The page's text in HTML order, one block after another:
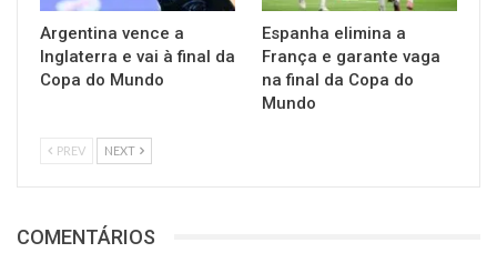
Argentina vence a
Inglaterra e vai à final da
Copa do Mundo
Espanha elimina a
França e garante vaga
na final da Copa do
Mundo
PREV NEXT
COMENTÁRIOS